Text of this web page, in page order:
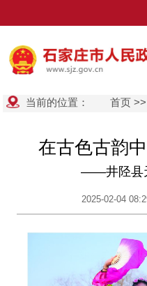
当前的位置： 首页
在古色古韵
——井陉县
2025-02-04